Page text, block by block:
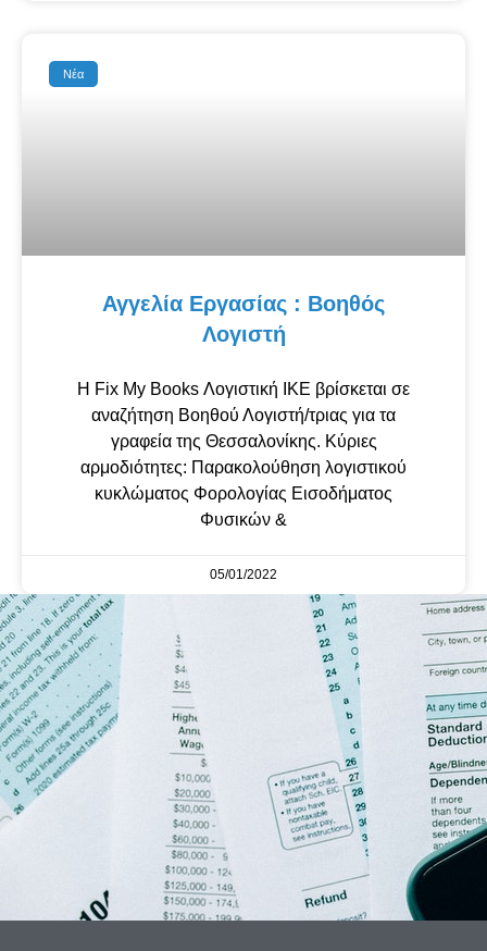
Νέα
Αγγελία Εργασίας : Βοηθός
Λογιστή
Η Fix My Books Λογιστική ΙΚΕ βρίσκεται σε
αναζήτηση Βοηθού Λογιστή/τριας για τα
γραφεία της Θεσσαλονίκης. Κύριες
αρμοδιότητες: Παρακολούθηση λογιστικού
κυκλώματος Φορολογίας Εισοδήματος
Φυσικών &
05/01/2022